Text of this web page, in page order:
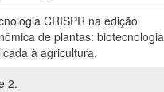
CRISPR na edição
de plantas: biotecnologia
à agricultura.
2.